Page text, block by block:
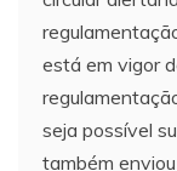
está em vigor
seja possível
também